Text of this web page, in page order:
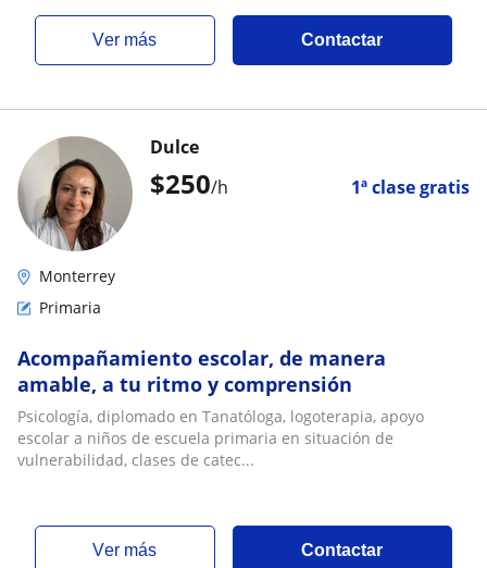
ver más Contactar
$250/h 1ª clase gratis
Dulce
Monterrey
Primaria
Acompañamiento escolar, de manera
amable, a tu ritmo y comprensión
Psicología, diplomado en Tanatóloga, logoterapia, apoyo
escolar a niños de escuela primaria en situación de
vulnerabilidad, clases de catec...
ver más Contactar